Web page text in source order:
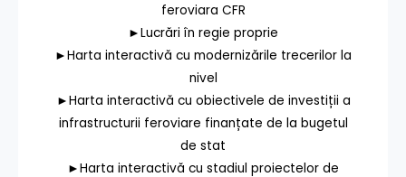
feroviara CFR
►Lucrări în regie proprie
►Harta interactivă cu modernizările trecerilor la
nivel
►Harta interactivă cu obiectivele de investiții a
infrastructurii feroviare finanțate de la bugetul
de stat
►Harta interactivă cu stadiul proiectelor de